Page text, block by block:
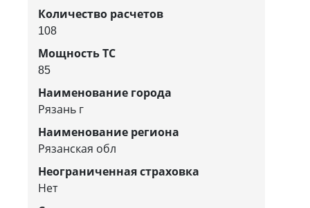
Количество расчетов
108
Мощность ТС
85
Наименование города
Рязань г
Наименование региона
Рязанская обл
Неограниченная страховка
Нет